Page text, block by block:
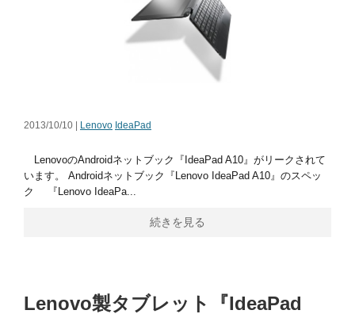
2013/10/10 | Lenovo IdeaPad
LenovoのAndroidネットブック『IdeaPad A10』がリークされて
います。 Androidネットブック『Lenovo IdeaPad A10』のスペッ
ク 『Lenovo IdeaPa...
続きを見る
Lenovo製タブレット『IdeaPad